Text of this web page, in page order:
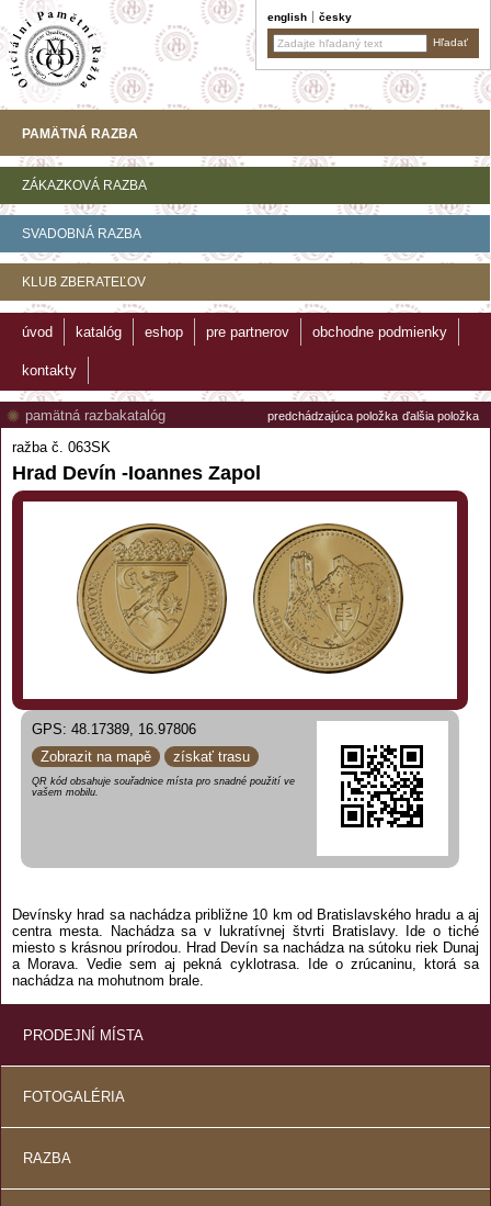
english česky
PAMÄTNÁ RAZBA
ZÁKAZKOVÁ RAZBA
SVADOBNÁ RAZBA
KLUB ZBERATEĽOV
úvod katalóg eshop pre partnerov obchodne podmienky
kontakty
predchádzajúca položka ďalšia položka
pamätná razbakatalóg
ražba č. 063SK
Hrad Devín -Ioannes Zapol
GPS: 48.17389, 16.97806
Zobrazit na mapě
získať trasu
QR kód obsahuje souřadnice místa pro snadné použití ve
vašem mobilu.
Devínsky hrad sa nachádza približne 10 km od Bratislavského hradu a aj
centra mesta. Nachádza sa v lukratívnej štvrti Bratislavy. Ide o tiché
miesto s krásnou prírodou. Hrad Devín sa nachádza na sútoku riek Dunaj
a Morava. Vedie sem aj pekná cyklotrasa. Ide o zrúcaninu, ktorá sa
nachádza na mohutnom brale.
PRODEJNÍ MÍSTA
FOTOGALÉRIA
RAZBA